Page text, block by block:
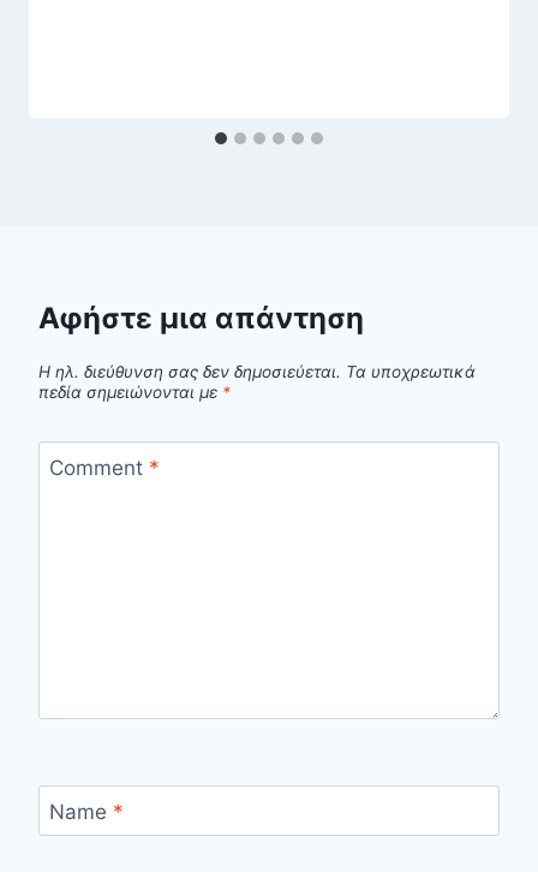
Αφήστε μια απάντηση
Η ηλ. διεύθυνση σας δεν δημοσιεύεται. Τα υποχρεωτικά
πεδία σημειώνονται με *
Comment *
Name *